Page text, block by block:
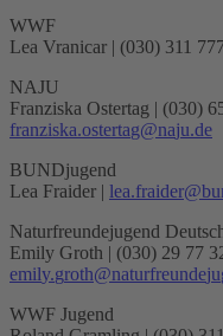
WWF
Lea Vranicar | (030) 311
NAJU
Franziska Ostertag | (030)
franziska.ostertag naju.de
BUNDjugend
Lea Fraider | lea.fraider bu
Naturfreundejugend
Emily Groth | (030) 29 77
emily.groth naturfreundeju
WWF Jugend